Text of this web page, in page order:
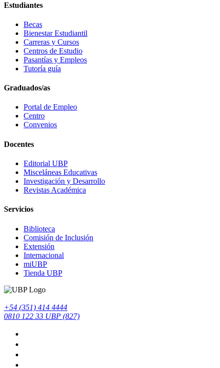
Estudiantes
Becas
Bienestar Estudiantil
Carreras y Cursos
Centros de Estudio
Pasantías y Empleos
Tutoría guía
Graduados/as
Portal de Empleo
Centro
Convenios
Docentes
Editorial UBP
Misceláneas Educativas
Investigación y Desarrollo
Revistas Académica
Servicios
Biblioteca
Comisión de Inclusión
Extensión
Internacional
miUBP
Tienda UBP
+54 (351) 414 4444
0810 122 33 UBP (827)